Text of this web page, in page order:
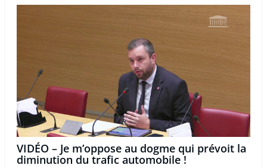
VIDÉO – Je m’oppose au dogme qui prévoit la
diminution du trafic automobile !